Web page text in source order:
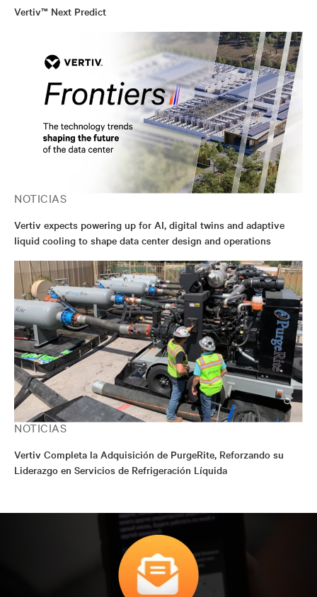
Vertiv™ Next Predict
NOTICIAS
Vertiv expects powering up for AI, digital twins and adaptive
liquid cooling to shape data center design and operations
NOTICIAS
Vertiv Completa la Adquisición de PurgeRite, Reforzando su
Liderazgo en Servicios de Refrigeración Líquida